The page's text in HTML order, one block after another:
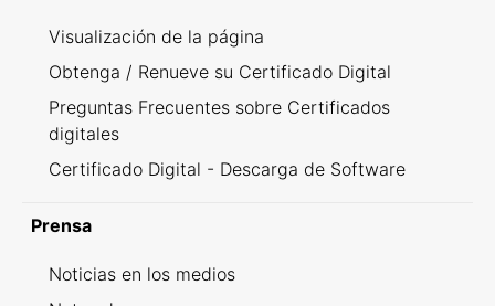
Visualización de la página
Obtenga / Renueve su Certificado Digital
Preguntas Frecuentes sobre Certificados
digitales
Certificado Digital - Descarga de Software
Prensa
Noticias en los medios